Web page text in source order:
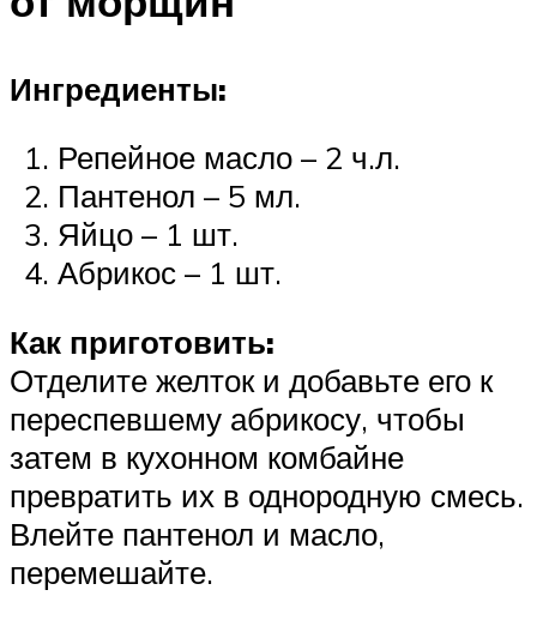
Ингредиенты:
Репейное масло – 2 ч.л.
Пантенол – 5 мл.
Яйцо – 1 шт.
Абрикос – 1 шт.
Как приготовить:
Отделите желток и добавьте его к
переспевшему абрикосу, чтобы
затем в кухонном комбайне
превратить их в однородную смесь.
Влейте пантенол и масло,
перемешайте.